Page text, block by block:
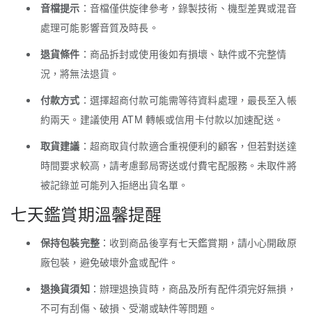
音檔提示 ：音檔僅供旋律參考，錄製技術、機型差異或混音
處理可能影響音質及時長。
退貨條件 ：商品拆封或使用後如有損壞、缺件或不完整情
況，將無法退貨。
付款方式 ：選擇超商付款可能需等待資料處理，最長至入帳
約兩天。建議使用 ATM 轉帳或信用卡付款以加速配送。
取貨建議 ：超商取貨付款適合重視便利的顧客，但若對送達
時間要求較高，請考慮郵局寄送或付費宅配服務。未取件將
被記錄並可能列入拒絕出貨名單。
七天鑑賞期溫馨提醒
保持包裝完整：收到商品後享有七天鑑賞期，請小心開啟原
廠包裝，避免破壞外盒或配件。
退換貨須知：辦理退換貨時，商品及所有配件須完好無損，
不可有刮傷、破損、受潮或缺件等問題。